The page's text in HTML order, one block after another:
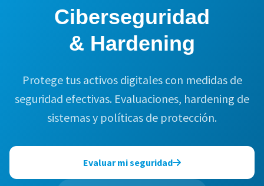
Ciberseguridad
& Hardening
Protege tus activos digitales con medidas de
seguridad efectivas. Evaluaciones, hardening de
sistemas y políticas de protección.
Evaluar mi seguridad